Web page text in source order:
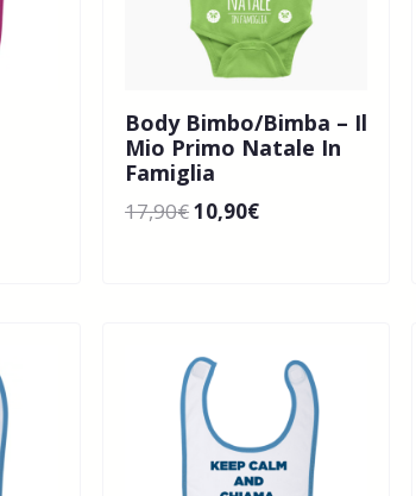
Body Bimbo/Bimba – Il
Mio Primo Natale In
Famiglia
17,90€10,90€